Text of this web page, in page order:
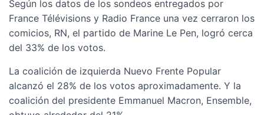
Según los datos de los sondeos entregados por
France Télévisions y Radio France una vez cerraron los
comicios, RN, el partido de Marine Le Pen, logró cerca
del 33% de los votos.
La coalición de izquierda Nuevo Frente Popular
alcanzó el 28% de los votos aproximadamente. Y la
coalición del presidente Emmanuel Macron, Ensemble,